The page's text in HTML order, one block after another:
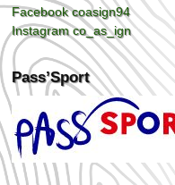
Facebook coasign94
Instagram co_as_ign
Pass’Sport